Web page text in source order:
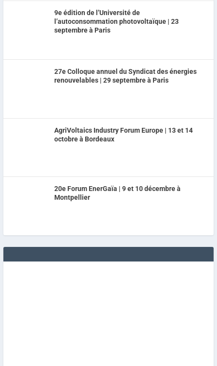
9e édition de l’Université de
l’autoconsommation photovoltaïque | 23
septembre à Paris
27e Colloque annuel du Syndicat des énergies
renouvelables | 29 septembre à Paris
AgriVoltaics Industry Forum Europe | 13 et 14
octobre à Bordeaux
20e Forum EnerGaïa | 9 et 10 décembre à
Montpellier